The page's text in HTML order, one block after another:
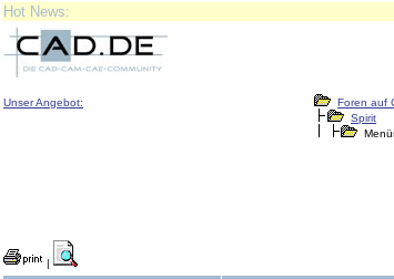
Hot News:
Unser Angebot:
Foren auf
Spirit
|